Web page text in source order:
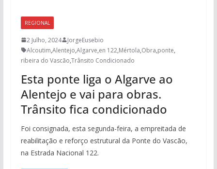
REGIONAL
2 Julho, 2024
JorgeEusebio
Alcoutim,Alentejo,Algarve,en 122,Mértola,Obra,ponte,
ribeira do Vascão,Trânsito Condicionado
Esta ponte liga o Algarve ao
Alentejo e vai para obras.
Trânsito fica condicionado
Foi consignada, esta segunda-feira, a empreitada de
reabilitação e reforço estrutural da Ponte do Vascão,
na Estrada Nacional 122.